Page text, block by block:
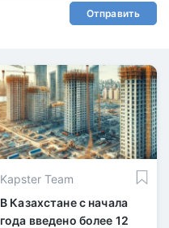
Отправить
Kapster Team
В Казахстане с начала
года введено более 12